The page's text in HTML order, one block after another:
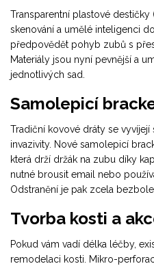
Transparentní plastové
skenování a umělé inteligenci
předpovědět pohyb zubů s
Materiály jsou nyní pevnější a
jednotlivých sad.
Samolepicí
Tradiční kovové dráty se
invazivity. Nové samolepicí
která drží držák na zubu díky
nutné brousit email nebo
Odstranění je pak zcela
Tvorba kosti a
Pokud vám vadí délka léčby,
remodelaci kosti. Mikro-